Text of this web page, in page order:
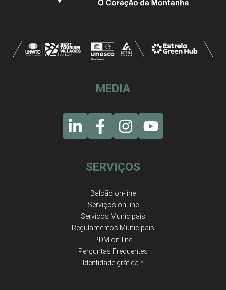
MEDIA
SERVIÇOS
Balcão on-line
Serviços on-line
Serviços Municipais
Regulamentos Municipais
PDM on-line
Perguntas Frequentes
Identidade gráfica *